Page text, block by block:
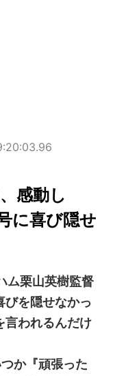
感動し
に喜び隠せ
ム栗山英樹監督
びを隠せなかっ
言われるんだけ
か『頑張った